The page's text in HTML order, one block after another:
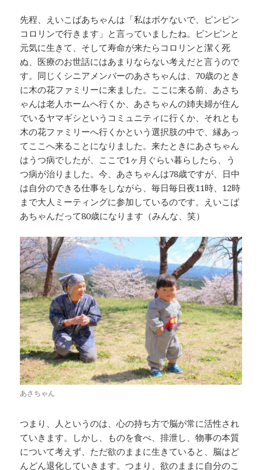
先程、えいこばあちゃんは「私はボケないで、ピンピン
コロリンで行きます」と言っていましたね。ピンピンと
元気に生きて、そして寿命が来たらコロリンと潔く死
ぬ、医療のお世話にはあまりならない考えだと言うので
す。同じくシニアメンバーのあさちゃんは、70歳のとき
に木の花ファミリーに来ました。ここに来る前、あさち
ゃんは老人ホームへ行くか、あさちゃんの姉夫婦が住ん
でいるヤマギシというコミュニティに行くか、それとも
木の花ファミリーへ行くかという選択肢の中で、縁あっ
てここへ来ることになりました。来たときにあさちゃん
はうつ病でしたが、ここで1ヶ月ぐらい暮らしたら、う
つ病が治りました。今、あさちゃんは78歳ですが、日中
は自分のできる仕事をしながら、毎日毎日夜11時、12時
まで大人ミーティングに参加しているのです。えいこば
あちゃんだって80歳になります（みんな、笑）
あさちゃん
つまり、人というのは、心の持ち方で脳が常に活性され
ていきます。しかし、ものを食べ、排泄し、物事の本質
について考えず、ただ欲のままに生きていると、脳はど
んどん退化していきます。つまり、欲のままに自分のこ